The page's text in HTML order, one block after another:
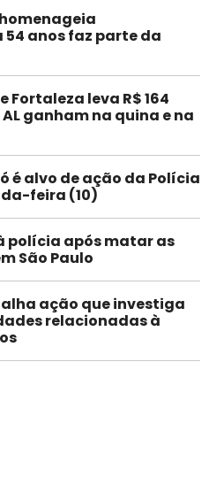
anos faz parte da
Fortaleza leva R$ 164
ganham na quina e na
é alvo de ação da Polícia
feira (10)
polícia após matar as
São Paulo
ação que investiga
relacionadas à